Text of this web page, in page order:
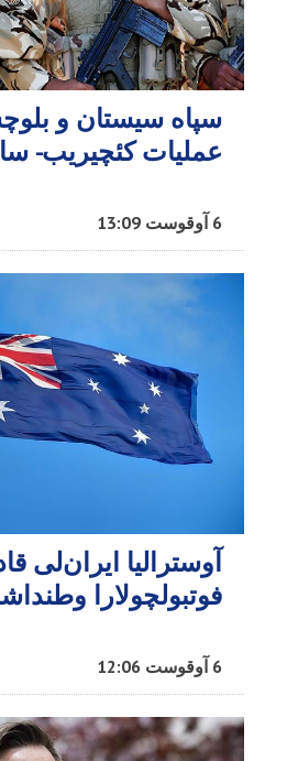
سپاه سیستان و
عملیات کئچیریب-
6 آوقوست 13:09
آوسترالیا ایران‌لی
فوتبولچولارا
6 آوقوست 12:06